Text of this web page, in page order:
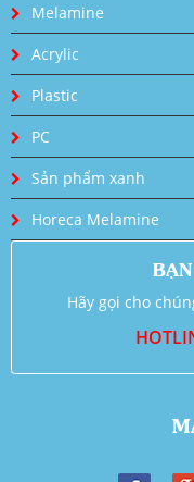
Melamine
Acrylic
Plastic
PC
Sản phẩm xanh
Horeca Melamine
Hãy gọi cho